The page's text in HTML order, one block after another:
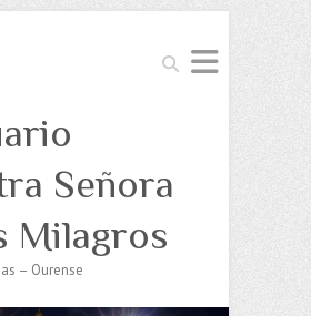
Buscar
Señora
Milagros
– Ourense